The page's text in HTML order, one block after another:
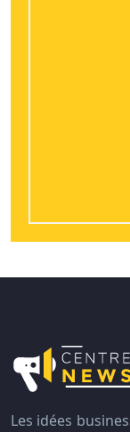
Les idées